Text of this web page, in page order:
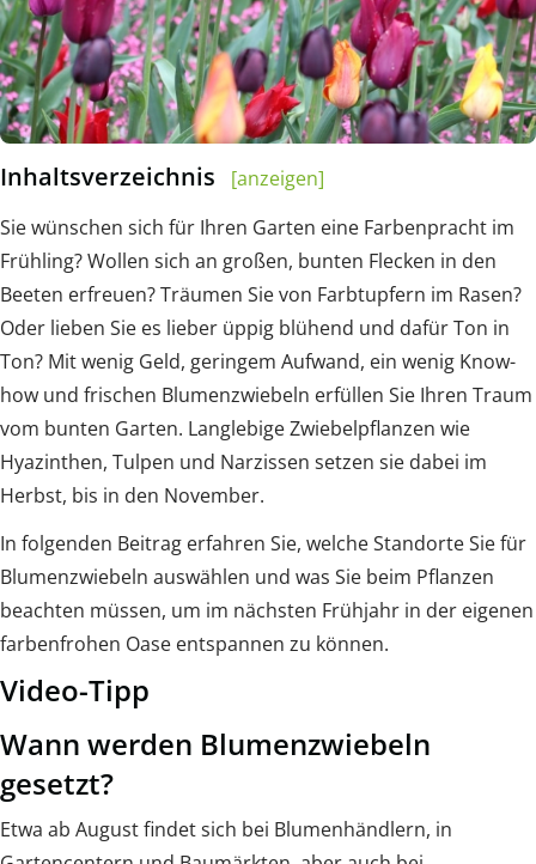
Inhaltsverzeichnis
[anzeigen]
Sie wünschen sich für Ihren Garten eine Farbenpracht im
Frühling? Wollen sich an großen, bunten Flecken in den
Beeten erfreuen? Träumen Sie von Farbtupfern im Rasen?
Oder lieben Sie es lieber üppig blühend und dafür Ton in
Ton? Mit wenig Geld, geringem Aufwand, ein wenig Know-
how und frischen Blumenzwiebeln erfüllen Sie Ihren Traum
vom bunten Garten. Langlebige Zwiebelpflanzen wie
Hyazinthen, Tulpen und Narzissen setzen sie dabei im
Herbst, bis in den November.
In folgenden Beitrag erfahren Sie, welche Standorte Sie für
Blumenzwiebeln auswählen und was Sie beim Pflanzen
beachten müssen, um im nächsten Frühjahr in der eigenen
farbenfrohen Oase entspannen zu können.
Video-Tipp
Wann werden Blumenzwiebeln
gesetzt?
Etwa ab August findet sich bei Blumenhändlern, in